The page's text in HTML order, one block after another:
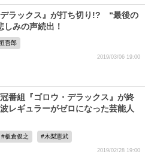
デラックス』が打ち切り!? “最後の
しみの声続出！
吾郎
2019/03/06 19:00
番組『ゴロウ・デラックス』が終
レギュラーがゼロになった芸能人
板倉俊之 木梨憲武
2019/02/28 19:00